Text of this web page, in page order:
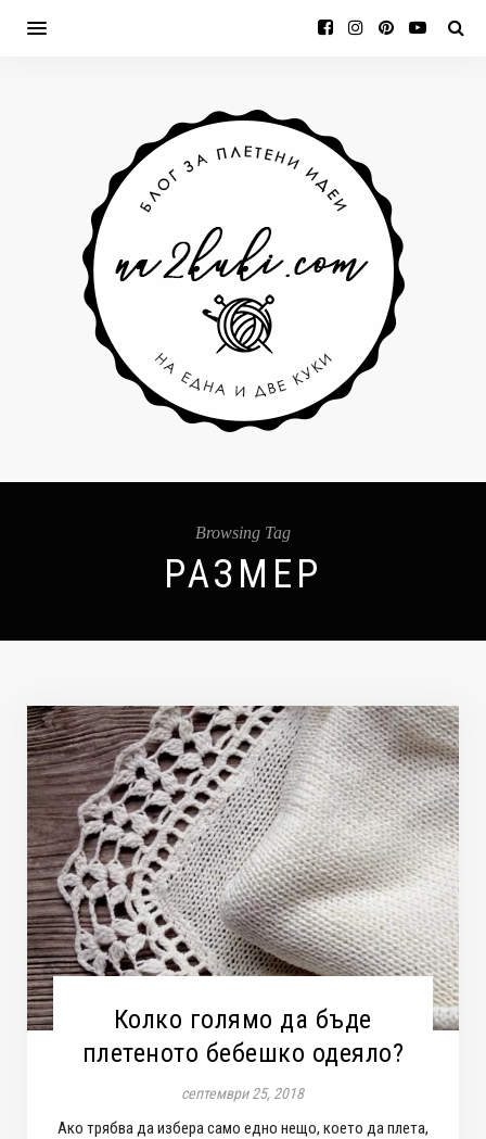
Browsing Tag
РАЗМЕР
Колко голямо да бъде
плетеното бебешко одеяло?
септември 25, 2018
Ако трябва да избера само едно нещо, което да плета,